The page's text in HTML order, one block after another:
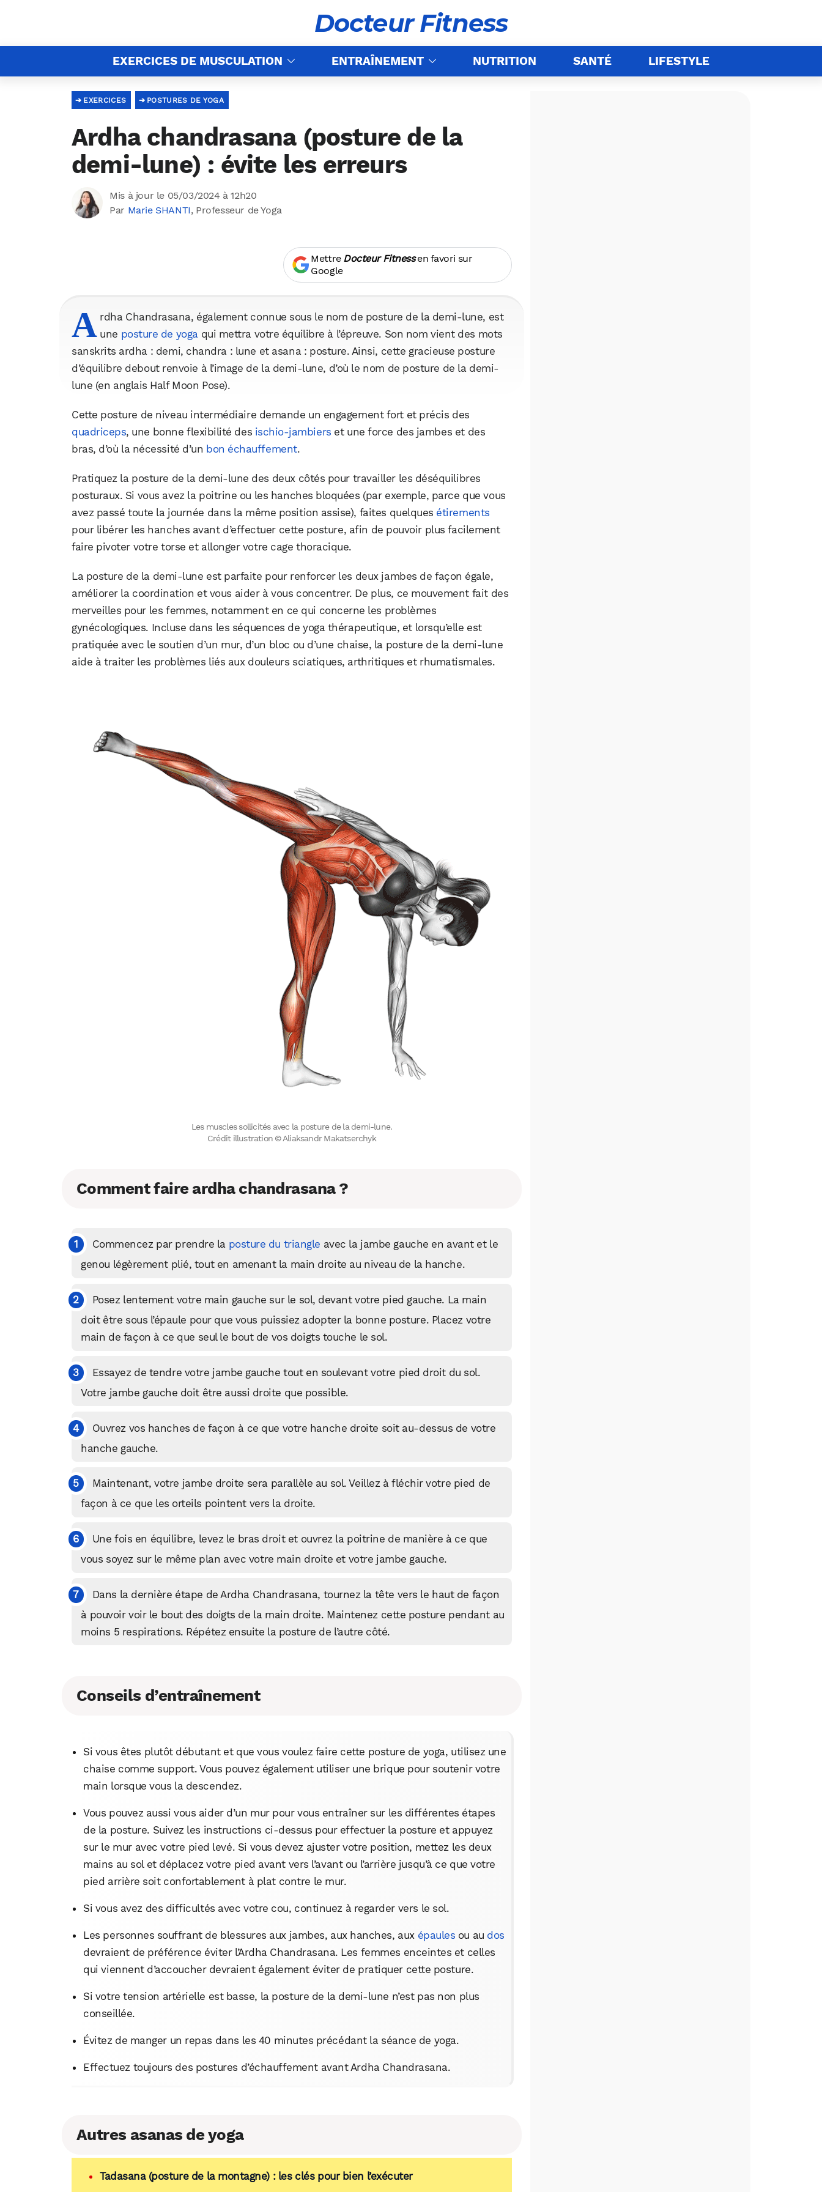
Docteur Fitness
EXERCICES DE MUSCULATION ENTRAÎNEMENT NUTRITION SANTÉ LIFESTYLE
POSTURES DE YOGA
EXERCICES
Ardha chandrasana (posture de la
demi-lune) : évite les erreurs
Mis à jour le 05/03/2024 à 12h20
Par Marie SHANTI, Professeur de Yoga
Mettre Docteur Fitnessen favori sur
Google
A rdha Chandrasana, également connue sous le nom de posture de la demi-lune, est
une posture de yogaqui mettra votre équilibre à l’épreuve. Son nom vient des mots
sanskrits ardha : demi, chandra : lune et asana : posture. Ainsi, cette gracieuse posture
d’équilibre debout renvoie à l’image de la demi-lune, d’où le nom de posture de la demi-
lune (en anglais Half Moon Pose).
Cette posture de niveau intermédiaire demande un engagement fort et précis des
quadriceps, une bonne flexibilité des ischio-jambiers et une force des jambes et des
bras, d’où la nécessité d’un bon échauffement.
Pratiquez la posture de la demi-lune des deux côtés pour travailler les déséquilibres
posturaux. Si vous avez la poitrine ou les hanches bloquées (par exemple, parce que vous
avez passé toute la journée dans la même position assise), faites quelques étirements
pour libérer les hanches avant d’effectuer cette posture, afin de pouvoir plus facilement
faire pivoter votre torse et allonger votre cage thoracique.
La posture de la demi-lune est parfaite pour renforcer les deux jambes de façon égale,
améliorer la coordination et vous aider à vous concentrer. De plus, ce mouvement fait des
merveilles pour les femmes, notamment en ce qui concerne les problèmes
gynécologiques. Incluse dans les séquences de yoga thérapeutique, et lorsqu’elle est
pratiquée avec le soutien d’un mur, d’un bloc ou d’une chaise, la posture de la demi-lune
aide à traiter les problèmes liés aux douleurs sciatiques, arthritiques et rhumatismales.
Les muscles sollicités avec la posture de la demi-lune.
Crédit illustration © Aliaksandr Makatserchyk
Comment faire ardha chandrasana ?
Commencez par prendre la posture du triangle avec la jambe gauche en avant et le
genou légèrement plié, tout en amenant la main droite au niveau de la hanche.
Posez lentement votre main gauche sur le sol, devant votre pied gauche. La main
doit être sous l’épaule pour que vous puissiez adopter la bonne posture. Placez votre
main de façon à ce que seul le bout de vos doigts touche le sol.
Essayez de tendre votre jambe gauche tout en soulevant votre pied droit du sol.
Votre jambe gauche doit être aussi droite que possible.
Ouvrez vos hanches de façon à ce que votre hanche droite soit au-dessus de votre
hanche gauche.
Maintenant, votre jambe droite sera parallèle au sol. Veillez à fléchir votre pied de
façon à ce que les orteils pointent vers la droite.
Une fois en équilibre, levez le bras droit et ouvrez la poitrine de manière à ce que
vous soyez sur le même plan avec votre main droite et votre jambe gauche.
Dans la dernière étape de Ardha Chandrasana, tournez la tête vers le haut de façon
à pouvoir voir le bout des doigts de la main droite. Maintenez cette posture pendant au
moins 5 respirations. Répétez ensuite la posture de l’autre côté.
Conseils d’entraînement
Si vous êtes plutôt débutant et que vous voulez faire cette posture de yoga, utilisez une
chaise comme support. Vous pouvez également utiliser une brique pour soutenir votre
main lorsque vous la descendez.
Vous pouvez aussi vous aider d’un mur pour vous entraîner sur les différentes étapes
de la posture. Suivez les instructions ci-dessus pour effectuer la posture et appuyez
sur le mur avec votre pied levé. Si vous devez ajuster votre position, mettez les deux
mains au sol et déplacez votre pied avant vers l’avant ou l’arrière jusqu’à ce que votre
pied arrière soit confortablement à plat contre le mur.
Si vous avez des difficultés avec votre cou, continuez à regarder vers le sol.
Les personnes souffrant de blessures aux jambes, aux hanches, aux épaules ou au dos
devraient de préférence éviter l’Ardha Chandrasana. Les femmes enceintes et celles
qui viennent d’accoucher devraient également éviter de pratiquer cette posture.
Si votre tension artérielle est basse, la posture de la demi-lune n’est pas non plus
conseillée.
Évitez de manger un repas dans les 40 minutes précédant la séance de yoga.
Effectuez toujours des postures d’échauffement avant Ardha Chandrasana.
Autres asanas de yoga
Tadasana (posture de la montagne) : les clés pour bien l’exécuter
WhatsApp Telegram Email
Facebook X LinkedIn